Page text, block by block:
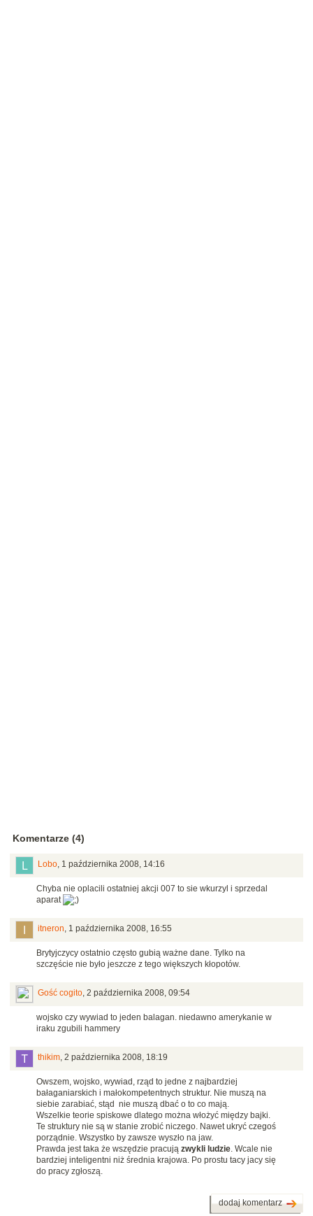
Komentarze (4)
Lobo 1 października 2008, 14:16
Chyba nie oplacili ostatniej akcji 007 to sie wkurzyl i sprzedal
aparat
itneron 1 października 2008, 16:55
Brytyjczycy ostatnio często gubią ważne dane. Tylko na
szczęście nie było jeszcze z tego większych kłopotów.
Gość cogito 2 października 2008, 09:54
wojsko czy wywiad to jeden balagan. niedawno amerykanie w
iraku zgubili hammery
thikim 2 października 2008, 18:19
Owszem, wojsko, wywiad, rząd to jedne z najbardziej
bałaganiarskich i małokompetentnych struktur. Nie muszą na
siebie zarabiać, stąd nie muszą dbać o to co mają.
Wszelkie teorie spiskowe dlatego można włożyć między bajki.
Te struktury nie są w stanie zrobić niczego. Nawet ukryć czegoś
porządnie. Wszystko by zawsze wyszło na jaw.
Prawda jest taka że wszędzie pracują zwykli ludzie . Wcale nie
bardziej inteligentni niż średnia krajowa. Po prostu tacy jacy się
do pracy zgłoszą.
dodaj komentarz